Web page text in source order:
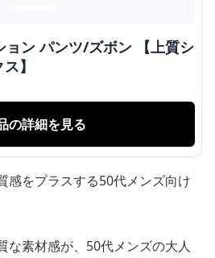
ョン パンツ/ズボン 【上質シ
】
の詳細を見る
感をプラスする50代メンズ向け
な素材感が、50代メンズの大人